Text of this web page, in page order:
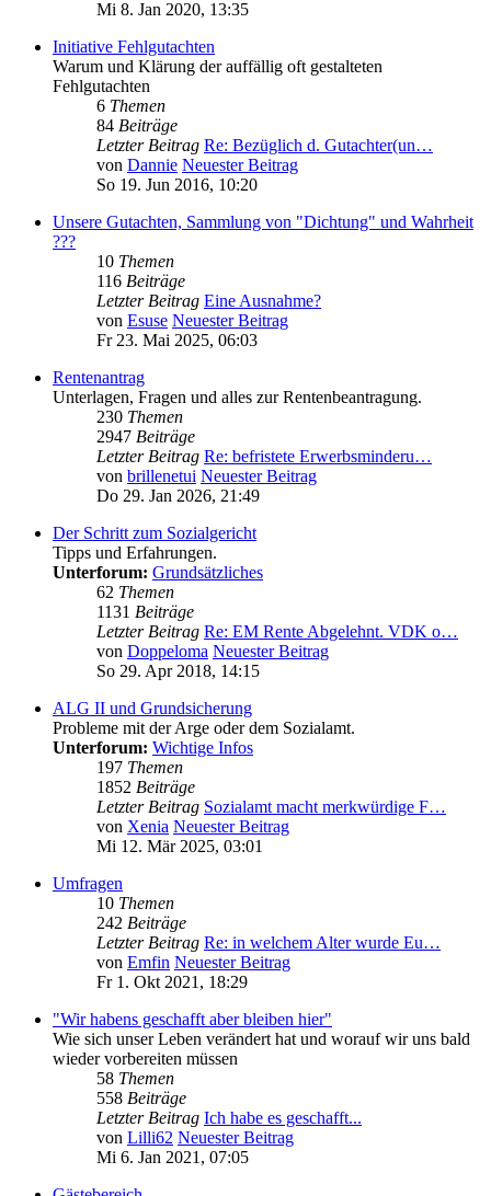
Mi 8. Jan 2020, 13:35
Initiative Fehlgutachten
Warum und Klärung der auffällig oft gestalteten
Fehlgutachten
6 Themen
84 Beiträge
Letzter Beitrag Re: Bezüglich d. Gutachter(un…
von Dannie Neuester Beitrag
So 19. Jun 2016, 10:20
Unsere Gutachten, Sammlung von "Dichtung" und Wahrheit
???
10 Themen
116 Beiträge
Letzter Beitrag Eine Ausnahme?
von Esuse Neuester Beitrag
Fr 23. Mai 2025, 06:03
Rentenantrag
Unterlagen, Fragen und alles zur Rentenbeantragung.
230 Themen
2947 Beiträge
Letzter Beitrag Re: befristete Erwerbsminderu…
von brillenetui Neuester Beitrag
Do 29. Jan 2026, 21:49
Der Schritt zum Sozialgericht
Tipps und Erfahrungen.
Unterforum: Grundsätzliches
62 Themen
1131 Beiträge
Letzter Beitrag Re: EM Rente Abgelehnt. VDK o…
von Doppeloma Neuester Beitrag
So 29. Apr 2018, 14:15
ALG II und Grundsicherung
Probleme mit der Arge oder dem Sozialamt.
Unterforum: Wichtige Infos
197 Themen
1852 Beiträge
Letzter Beitrag Sozialamt macht merkwürdige F…
von Xenia Neuester Beitrag
Mi 12. Mär 2025, 03:01
Umfragen
10 Themen
242 Beiträge
Letzter Beitrag Re: in welchem Alter wurde Eu…
von Emfin Neuester Beitrag
Fr 1. Okt 2021, 18:29
"Wir habens geschafft aber bleiben hier"
Wie sich unser Leben verändert hat und worauf wir uns bald
wieder vorbereiten müssen
58 Themen
558 Beiträge
Letzter Beitrag Ich habe es geschafft...
von Lilli62 Neuester Beitrag
Mi 6. Jan 2021, 07:05